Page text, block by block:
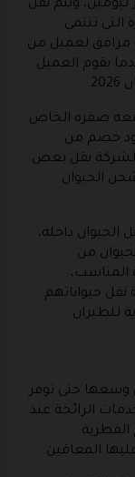
بيومين، ويتم نقل
تنتمي
مرافق لعميل من
يقوم العميل
معه صقره الخاص
خصم من
نقل بعض
الحيوان
الحيوان داخله،
من
المناسب،
نقل حيواناتهم
للطيران.
وسعها حتى توفر
الرائجة عند
المعاقين.